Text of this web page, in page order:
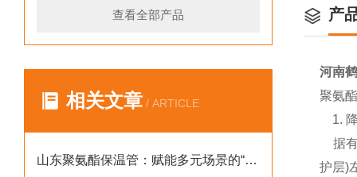
查看全部产品
相关文章 / ARTICLE
山东聚氨酯保温管：赋能多元场景的“隐形守护者”
产
河南
聚氨
1.
据有
护层)